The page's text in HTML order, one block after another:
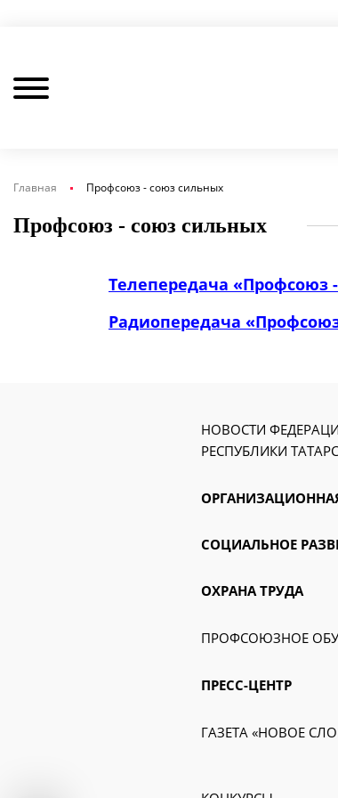
Главная Профсоюз - союз сильных
Профсоюз - союз сильных
Телепередача «Профсоюз
Радиопередача
НОВОСТИ
РЕСПУБЛИКИ
СОЦИАЛЬНОЕ
ОХРАНА ТРУДА
ПРОФСОЮЗНОЕ
ПРЕСС-ЦЕНТР
ГАЗЕТА «НОВОЕ